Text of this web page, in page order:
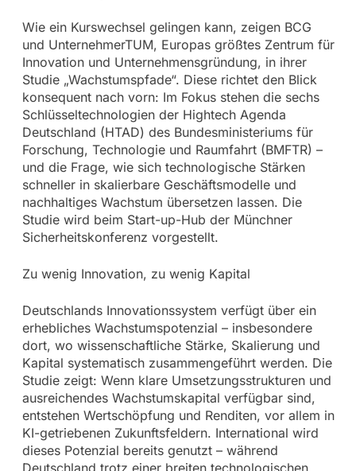
Wie ein Kurswechsel gelingen kann, zeigen BCG
und UnternehmerTUM, Europas größtes Zentrum für
Innovation und Unternehmensgründung, in ihrer
Studie „Wachstumspfade“. Diese richtet den Blick
konsequent nach vorn: Im Fokus stehen die sechs
Schlüsseltechnologien der Hightech Agenda
Deutschland (HTAD) des Bundesministeriums für
Forschung, Technologie und Raumfahrt (BMFTR) –
und die Frage, wie sich technologische Stärken
schneller in skalierbare Geschäftsmodelle und
nachhaltiges Wachstum übersetzen lassen. Die
Studie wird beim Start-up-Hub der Münchner
Sicherheitskonferenz vorgestellt.
Zu wenig Innovation, zu wenig Kapital
Deutschlands Innovationssystem verfügt über ein
erhebliches Wachstumspotenzial – insbesondere
dort, wo wissenschaftliche Stärke, Skalierung und
Kapital systematisch zusammengeführt werden. Die
Studie zeigt: Wenn klare Umsetzungsstrukturen und
ausreichendes Wachstumskapital verfügbar sind,
entstehen Wertschöpfung und Renditen, vor allem in
KI-getriebenen Zukunftsfeldern. International wird
dieses Potenzial bereits genutzt – während